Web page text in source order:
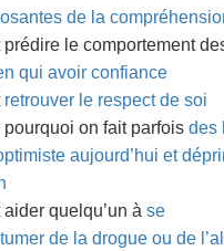
de la
le comportement
qui avoir confiance
retrouver le respect de soi
pourquoi on fait parfois des
aujourd’hui et
quelqu’un à se
de la drogue ou de